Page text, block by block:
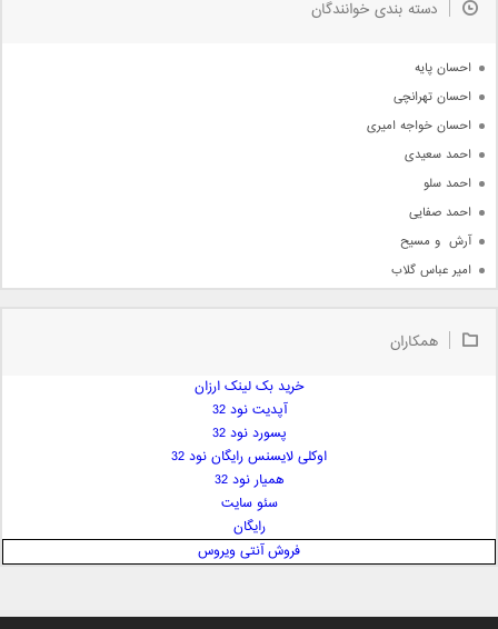
جدیدترین ها
دسته بندی خوانندگان
احسان پایه
احسان تهرانچی
احسان خواجه امیری
احمد سعیدی
احمد سلو
احمد صفایی
آرش  و مسیح
امیر عباس گلاب
امیر علی
ایمان غلامی
بابک جهانبخش
همکاران
خرید بک لینک ارزان
آپدیت نود 32
پسورد نود 32
اوکلی لایسنس رایگان نود 32
همیار نود 32
سئو سایت
رایگان
فروش آنتی ویروس